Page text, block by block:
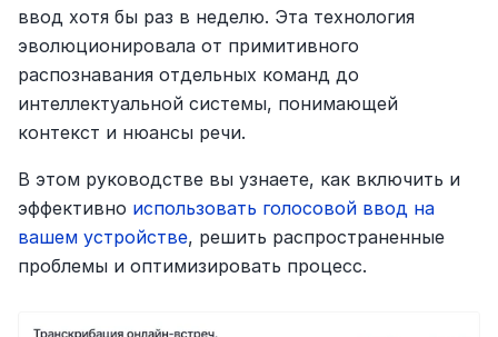
ввод хотя бы раз в неделю. Эта технология
эволюционировала от примитивного
распознавания отдельных команд до
интеллектуальной системы, понимающей
контекст и нюансы речи.
В этом руководстве вы узнаете, как включить и
эффективно использовать голосовой ввод на
вашем устройстве, решить распространенные
проблемы и оптимизировать процесс.